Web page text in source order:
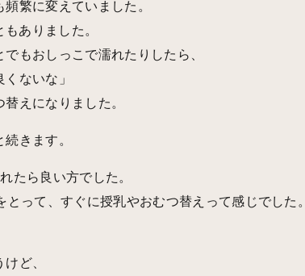
繁に変えていました。
ありました。
もおしっこで濡れたりしたら、
ないな」
えになりました。
きます。
たら良い方でした。
って、すぐに授乳やおむつ替えって感じでした。
ど、